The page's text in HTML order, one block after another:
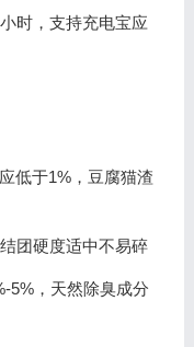
时，支持充电宝应
低于1%，豆腐猫渣
团硬度适中不易碎
5%，天然除臭成分